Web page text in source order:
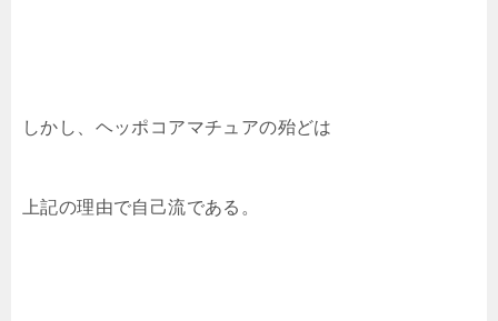
しかし、ヘッポコアマチュアの殆どは
上記の理由で自己流である。